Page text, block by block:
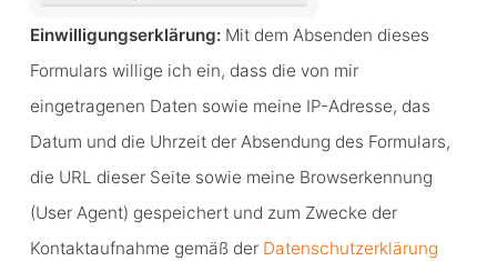
the
image
Einwilligungserklärung:Mit dem Absenden dieses
Formulars willige ich ein, dass die von mir
eingetragenen Daten sowie meine IP-Adresse, das
Datum und die Uhrzeit der Absendung des Formulars,
die URL dieser Seite sowie meine Browserkennung
(User Agent) gespeichert und zum Zwecke der
Kontaktaufnahme gemäß der Datenschutzerklärung